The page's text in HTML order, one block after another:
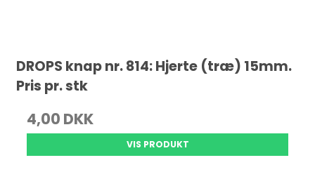
DROPS knap nr. 814: Hjerte (træ) 15mm.
Pris pr. stk
4,00 DKK
VIS PRODUKT